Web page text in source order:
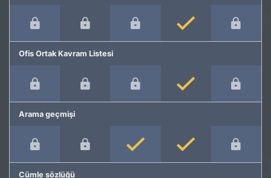
Ofis Ortak Kavram Listesi
Arama geçmişi
Cümle sözlüğü